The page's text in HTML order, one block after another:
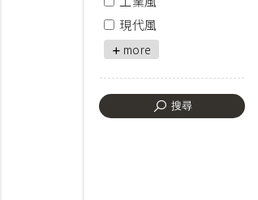
現代風
more
搜尋